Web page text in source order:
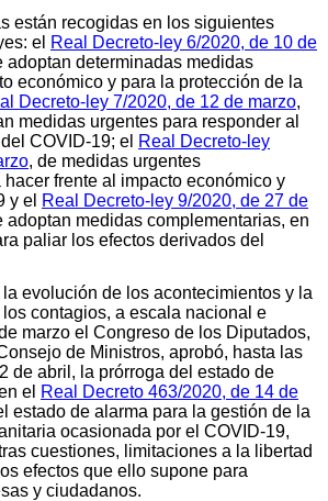
están recogidas en los siguientes
el Real Decreto-ley 6/2020, de 10 de
adoptan determinadas medidas
económico y para la protección de la
Decreto-ley 7/2020, de 12 de marzo,
medidas urgentes para responder al
COVID-19; el Real Decreto-ley
, de medidas urgentes
frente al impacto económico y
y el Real Decreto-ley 9/2020, de 27 de
adoptan medidas complementarias, en
paliar los efectos derivados del
evolución de los acontecimientos y la
contagios, a escala nacional e
marzo el Congreso de los Diputados,
de Ministros, aprobó, hasta las
de abril, la prórroga del estado de
el Real Decreto 463/2020, de 14 de
estado de alarma para la gestión de la
ocasionada por el COVID-19,
cuestiones, limitaciones a la libertad
efectos que ello supone para
y ciudadanos.